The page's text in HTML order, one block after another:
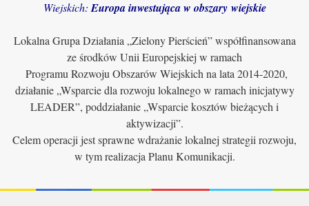
Wiejskich: Europa inwestująca w obszary wiejskie
Lokalna Grupa Działania „Zielony Pierścień” współfinansowana
ze środków Unii Europejskiej w ramach
Programu Rozwoju Obszarów Wiejskich na lata 2014-2020,
działanie „Wsparcie dla rozwoju lokalnego w ramach inicjatywy
LEADER”, poddziałanie „Wsparcie kosztów bieżących i
aktywizacji”.
Celem operacji jest sprawne wdrażanie lokalnej strategii rozwoju,
w tym realizacja Planu Komunikacji.